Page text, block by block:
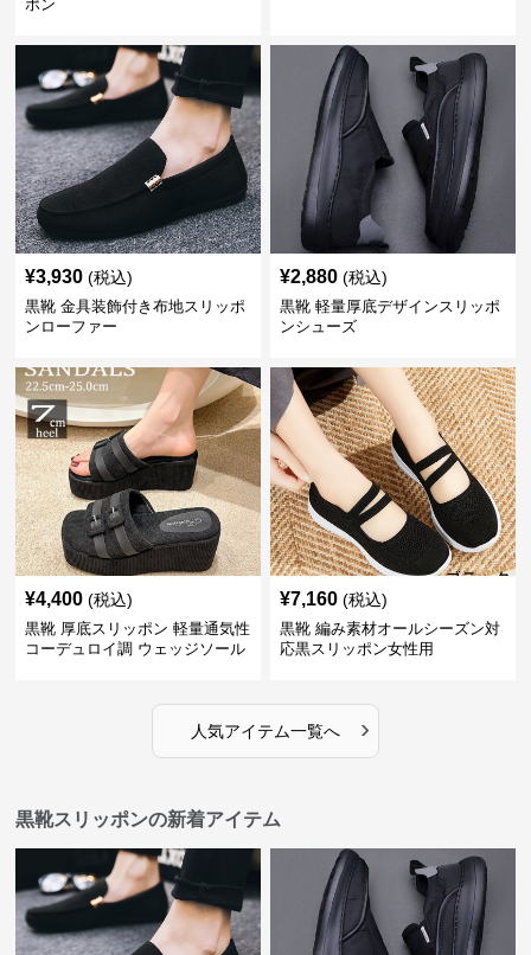
ポン
¥3,930 (税込)
黒靴 金具装飾付き布地スリッポ
ンローファー
¥2,880 (税込)
黒靴 軽量厚底デザインスリッポ
ンシューズ
¥4,400 (税込)
黒靴 厚底スリッポン 軽量通気性
コーデュロイ調 ウェッジソール
¥7,160 (税込)
黒靴 編み素材オールシーズン対
応黒スリッポン女性用
人気アイテム一覧へ ›
黒靴スリッポンの新着アイテム